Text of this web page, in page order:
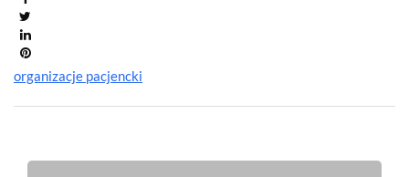
organizacje pacjencki